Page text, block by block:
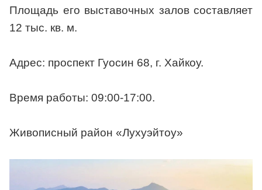
Площадь его выставочных залов составляет
12 тыс. кв. м.
Адрес: проспект Гуосин 68, г. Хайкоу.
Время работы: 09:00-17:00.
Живописный район «Лухуэйтоу»